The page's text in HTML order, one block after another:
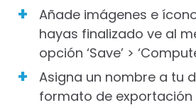
Añade imágenes e
hayas finalizado ve al
opción ‘Save’ >
Asigna un nombre a tu
formato de exportación